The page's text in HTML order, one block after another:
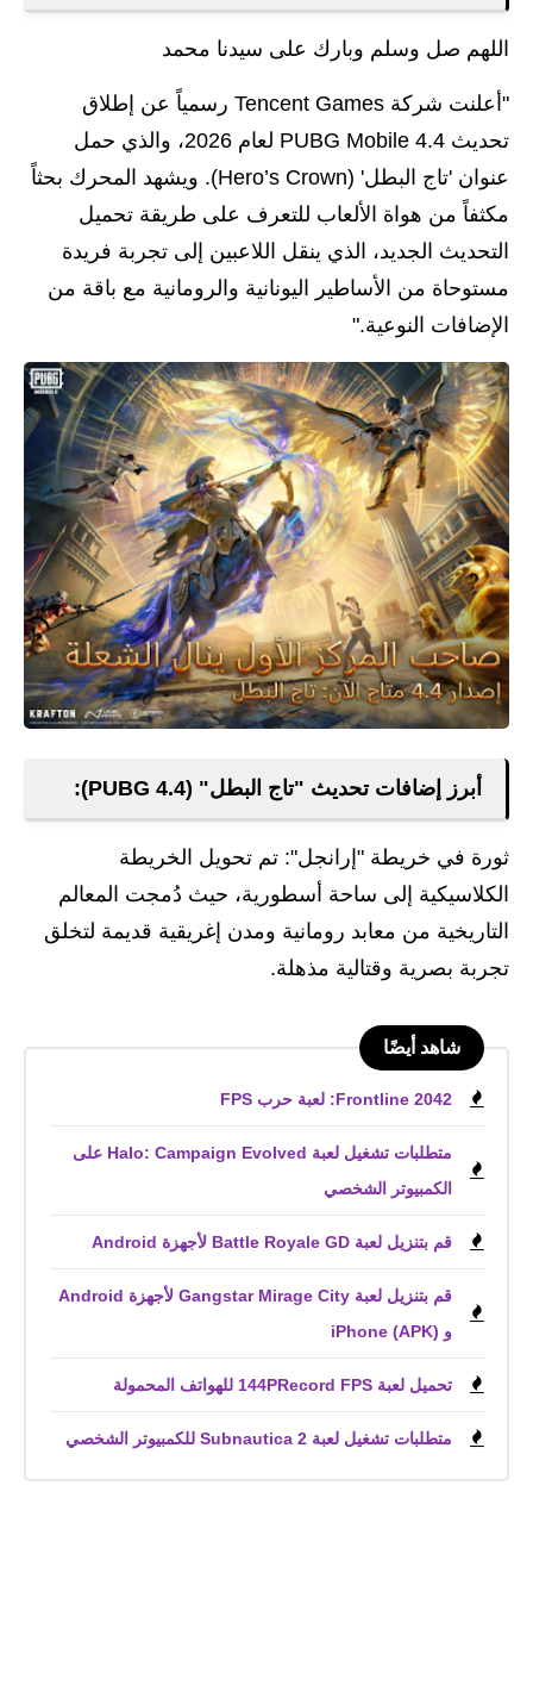
اللهم صل وسلم وبارك على سيدنا محمد
"أعلنت شركة Tencent Games رسمياً عن إطلاق
تحديث PUBG Mobile 4.4 لعام 2026، والذي حمل
عنوان 'تاج البطل' (Hero’s Crown). ويشهد المحرك بحثاً
مكثفاً من هواة الألعاب للتعرف على طريقة تحميل
التحديث الجديد، الذي ينقل اللاعبين إلى تجربة فريدة
مستوحاة من الأساطير اليونانية والرومانية مع باقة من
الإضافات النوعية."
أبرز إضافات تحديث "تاج البطل" (PUBG 4.4):
ثورة في خريطة "إرانجل": تم تحويل الخريطة
الكلاسيكية إلى ساحة أسطورية، حيث دُمجت المعالم
التاريخية من معابد رومانية ومدن إغريقية قديمة لتخلق
تجربة بصرية وقتالية مذهلة.
شاهد أيضًا
Frontline 2042: لعبة حرب FPS
متطلبات تشغيل لعبة Halo: Campaign Evolved على
الكمبيوتر الشخصي
قم بتنزيل لعبة Battle Royale GD لأجهزة Android
قم بتنزيل لعبة Gangstar Mirage City لأجهزة Android
و iPhone (APK)
تحميل لعبة 144PRecord FPS للهواتف المحمولة
متطلبات تشغيل لعبة Subnautica 2 للكمبيوتر الشخصي